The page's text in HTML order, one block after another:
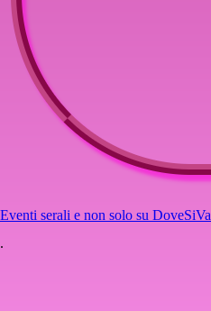
::
Inserisci un
Nessun
Eventi serali e non solo su
.